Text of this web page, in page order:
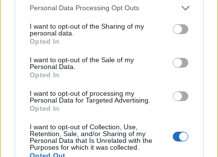
Personal Data Processing Opt Outs
I want to opt-out of the Sharing of my
personal data.
Opted In
I want to opt-out of the Sale of my
Personal Data.
Opted In
I want to opt-out of processing my
Personal Data for Targeted Advertising.
Opted In
I want to opt-out of Collection, Use,
Retention, Sale, and/or Sharing of my
Personal Data that Is Unrelated with the
Purposes for which it was collected.
Opted Out
Θέσεις εργασίας
Θέσεις Εργασίας ανά Ειδικότητα
Θέσεις Εργασίας ανά Εταιρεία
Κέντρο Βοήθειας